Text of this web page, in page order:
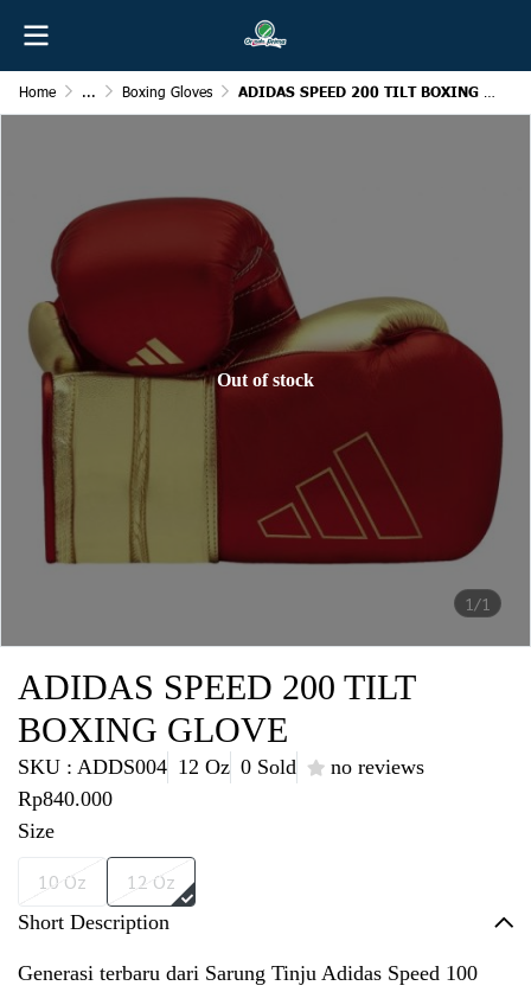
Home ... Boxing Gloves ADIDAS SPEED 200 TILT BOXING GLOVE
1/1
Out of stock
ADIDAS SPEED 200 TILT
BOXING GLOVE
SKU : ADDS004 12 Oz 0 Sold
no reviews
Rp840.000
Size
10 Oz 12 Oz
Short Description
Generasi terbaru dari Sarung Tinju Adidas Speed 100